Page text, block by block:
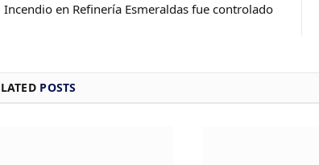
Incendio en Refinería Esmeraldas fue controlado
POSTS